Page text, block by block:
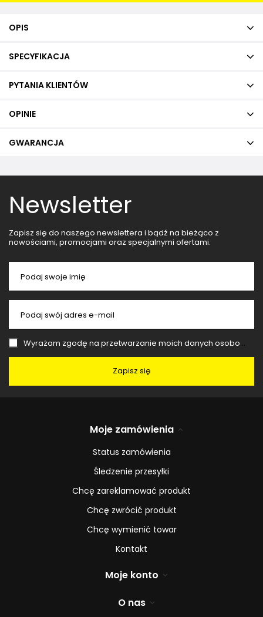
OPIS
SPECYFIKACJA
PYTANIA KLIENTÓW
OPINIE
GWARANCJA
Newsletter
Zapisz się do naszego newslettera i bądź na bieżąco z
nowościami, promocjami oraz specjalnymi ofertami.
Podaj swoje imię
Podaj swój adres e-mail
Wyrażam zgodę na przetwarzanie moich danych osobowych (adres e-mail) na potrzeby wysyłki newslettera z informacją handlową (marketing). Więcej w
Zapisz się
Moje zamówienia
Status zamówienia
Śledzenie przesyłki
Chcę zareklamować produkt
Chcę zwrócić produkt
Chcę wymienić towar
Kontakt
Moje konto
O nas